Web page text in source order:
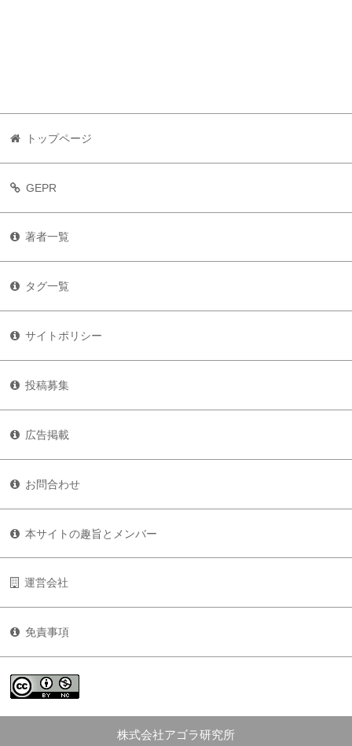
トップページ
GEPR
著者一覧
タグ一覧
サイトポリシー
投稿募集
広告掲載
お問合わせ
本サイトの趣旨とメンバー
運営会社
免責事項
株式会社アゴラ研究所